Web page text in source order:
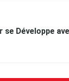
se Développe